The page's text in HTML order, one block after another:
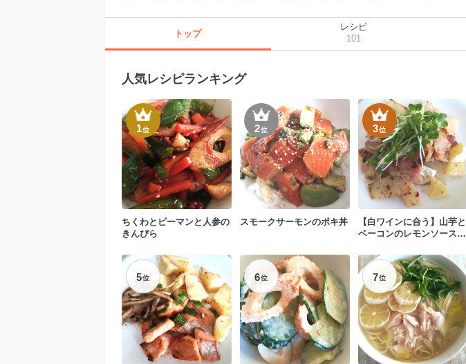
トップ
レシピ
101
人気レシピランキング
1位
ちくわとピーマンと人参の
きんぴら
2位
スモークサーモンのポキ丼
3位
【白ワインに合う】山芋と
ベーコンのレモンソース和
5位 6位 7位